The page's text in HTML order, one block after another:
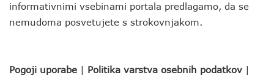
informativnimi vsebinami portala predlagamo, da se
nemudoma posvetujete s strokovnjakom.
Pogoji uporabe | Politika varstva osebnih podatkov |